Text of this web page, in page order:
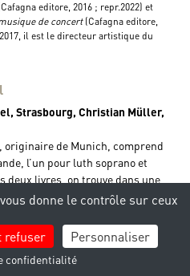
editore, 2016 ; repr.2022) et
de concert(Cafagna editore,
il est le directeur artistique du
Strasbourg, Christian Müller,
originaire de Munich, comprend
l’un pour luth soprano et
deux livres, on trouve dans une
morceaux en solo : 40 dans le
38 dans celui pour luth
par Christian Müller, est la
de Heckel. La première édition
imprimée à Strasbourg, mais
donne le contrôle sur ceux
refuser Personnaliser
confidentialité